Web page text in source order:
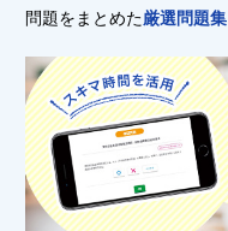
問題をまとめた厳選問題集